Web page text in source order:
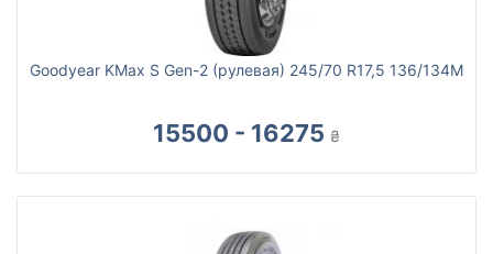
Goodyear KMax S Gen-2 (рулевая) 245/70 R17,5 136/134M
15500 - 16275 ₴